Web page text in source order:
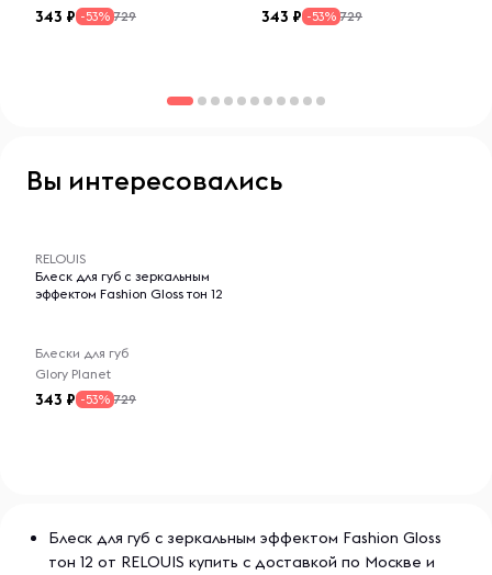
343 -53% 729 343 -53% 729
Вы интересовались
RELOUIS
Блеск для губ с зеркальным
эффектом Fashion Gloss тон 12
Блески для губ
Glory Planet
343 -53% 729
Блеск для губ с зеркальным эффектом Fashion Gloss
тон 12 от RELOUIS купить с доставкой по Москве и